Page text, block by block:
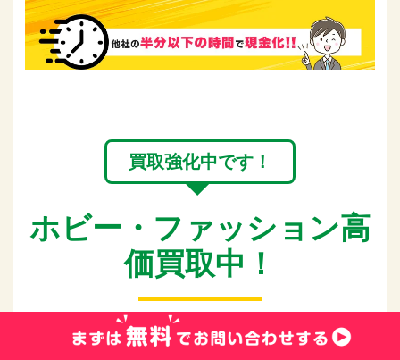
買取強化中です！
ホビー・ファッション高
価買取中！